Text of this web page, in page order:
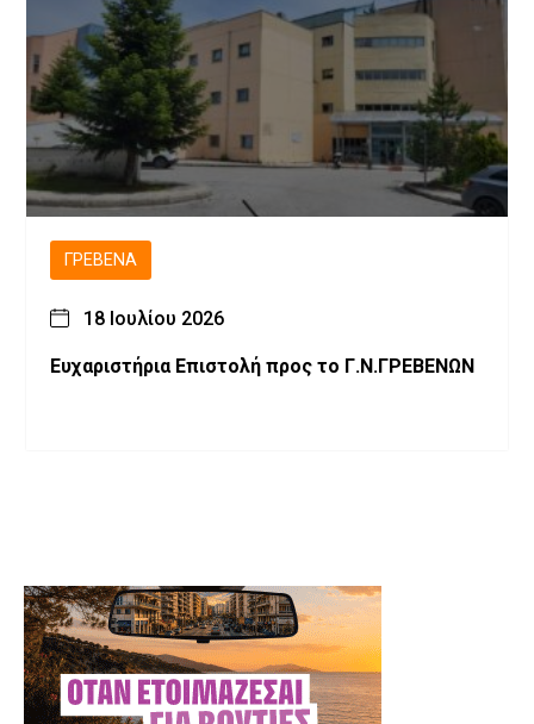
ΓΡΕΒΕΝΆ
18 Ιουλίου 2026
Ευχαριστήρια Επιστολή προς το Γ.Ν.ΓΡΕΒΕΝΩΝ